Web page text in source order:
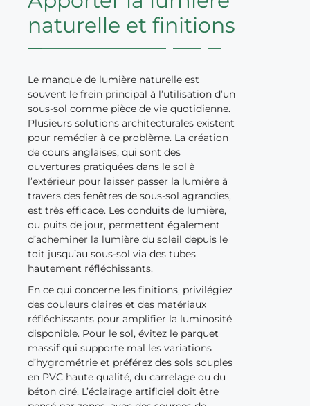
naturelle et finitions
Le manque de lumière naturelle est
souvent le frein principal à l’utilisation d’un
sous-sol comme pièce de vie quotidienne.
Plusieurs solutions architecturales existent
pour remédier à ce problème. La création
de cours anglaises, qui sont des
ouvertures pratiquées dans le sol à
l’extérieur pour laisser passer la lumière à
travers des fenêtres de sous-sol agrandies,
est très efficace. Les conduits de lumière,
ou puits de jour, permettent également
d’acheminer la lumière du soleil depuis le
toit jusqu’au sous-sol via des tubes
hautement réfléchissants.
En ce qui concerne les finitions, privilégiez
des couleurs claires et des matériaux
réfléchissants pour amplifier la luminosité
disponible. Pour le sol, évitez le parquet
massif qui supporte mal les variations
d’hygrométrie et préférez des sols souples
en PVC haute qualité, du carrelage ou du
béton ciré. L’éclairage artificiel doit être